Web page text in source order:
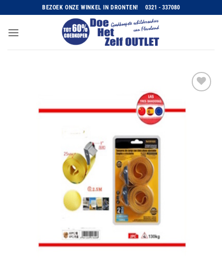
naar
inhoud
BEZOEK ONZE WINKEL IN DRONTEN! 0321 - 337080